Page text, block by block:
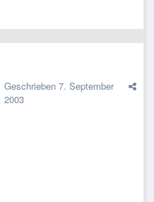
Geschrieben 7. September
2003